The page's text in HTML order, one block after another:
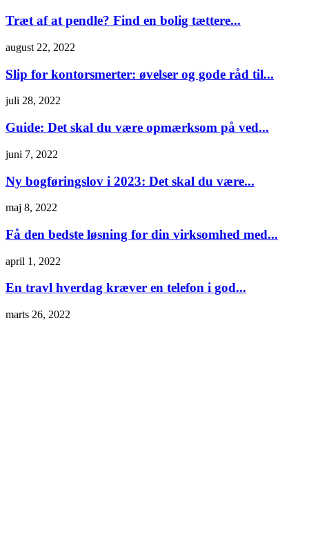
Træt af at pendle? Find en bolig tættere...
august 22, 2022
Slip for kontorsmerter: øvelser og gode råd til...
juli 28, 2022
Guide: Det skal du være opmærksom på ved...
juni 7, 2022
Ny bogføringslov i 2023: Det skal du være...
maj 8, 2022
Få den bedste løsning for din virksomhed med...
april 1, 2022
En travl hverdag kræver en telefon i god...
marts 26, 2022